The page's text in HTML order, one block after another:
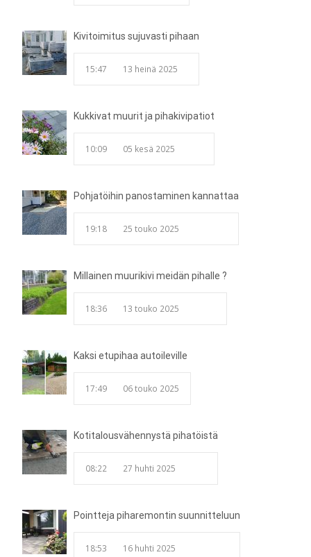
Kivitoimitus sujuvasti pihaan
15:47 13 heinä 2025
Kukkivat muurit ja pihakivipatiot
10:09 05 kesä 2025
Pohjatöihin panostaminen kannattaa
19:18 25 touko 2025
Millainen muurikivi meidän pihalle ?
18:36 13 touko 2025
Kaksi etupihaa autoileville
17:49 06 touko 2025
Kotitalousvähennystä pihatöistä
08:22 27 huhti 2025
Pointteja piharemontin suunnitteluun
18:53 16 huhti 2025